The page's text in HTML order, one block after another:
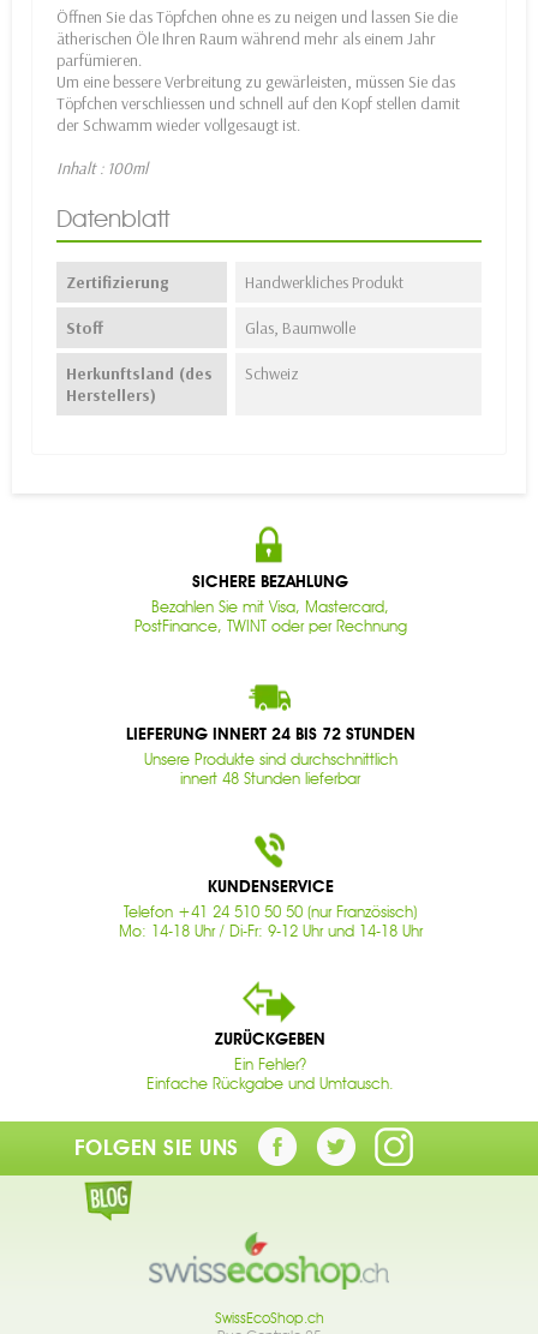
Öffnen Sie das Töpfchen ohne es zu neigen und lassen Sie die
ätherischen Öle Ihren Raum während mehr als einem Jahr
parfümieren.
Um eine bessere Verbreitung zu gewärleisten, müssen Sie das
Töpfchen verschliessen und schnell auf den Kopf stellen damit
der Schwamm wieder vollgesaugt ist.
Inhalt : 100ml
Datenblatt
Zertifizierung Handwerkliches Produkt
Stoff Glas, Baumwolle
Herkunftsland (des
Herstellers)
Schweiz
SICHERE BEZAHLUNG
Bezahlen Sie mit Visa, Mastercard,
PostFinance, TWINT oder per Rechnung
LIEFERUNG INNERT 24 BIS 72 STUNDEN
Unsere Produkte sind durchschnittlich
innert 48 Stunden lieferbar
KUNDENSERVICE
Telefon +41 24 510 50 50 (nur Französisch)
Mo: 14-18 Uhr / Di-Fr: 9-12 Uhr und 14-18 Uhr
ZURÜCKGEBEN
Ein Fehler?
Einfache Rückgabe und Umtausch.
FOLGEN SIE UNS
SwissEcoShop.ch